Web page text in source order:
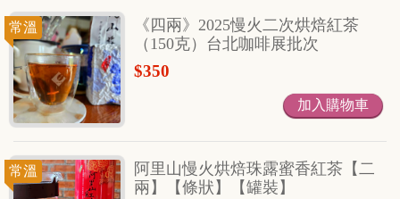
常溫
《四兩》2025慢火二次烘焙紅茶
（150克）台北咖啡展批次
$350
常溫
阿里山慢火烘焙珠露蜜香紅茶【二
兩】【條狀】【罐裝】